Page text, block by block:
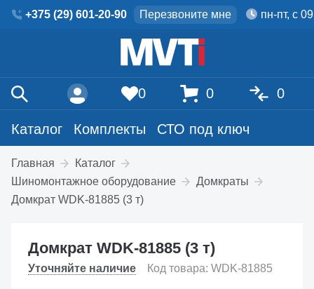
+375 (29) 601-20-90 Перезвоните мне пн-пт, с
Каталог Комплекты СТО под ключ
0 0 0
Главная
Каталог
Шиномонтажное оборудование
Домкраты
Домкрат WDK-81885 (3 т)
Домкрат WDK-81885 (3 т)
Уточняйте наличие Код товара: WDK-81885